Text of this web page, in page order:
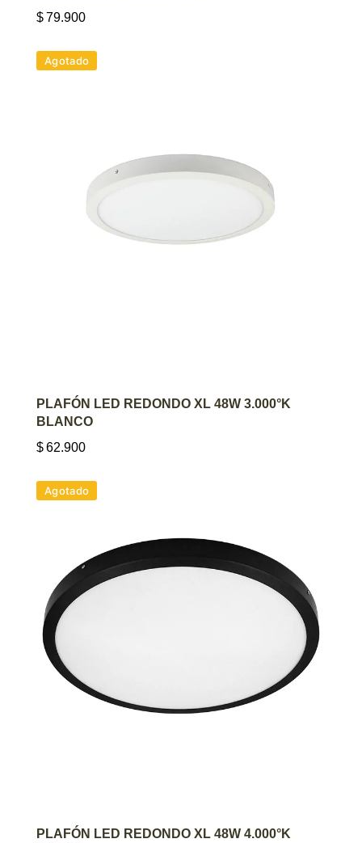
$79.900
Agotado
AGREGAR AL CARRITO
PLAFÓN LED REDONDO XL 48W 3.000°K
BLANCO
$62.900
Agotado
AGREGAR AL CARRITO
PLAFÓN LED REDONDO XL 48W 4.000°K